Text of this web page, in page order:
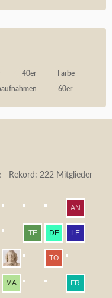
40er
Farbe
60er
- Rekord: 222 Mitglieder